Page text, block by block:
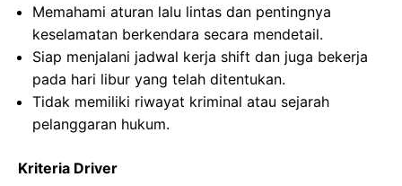
Memahami aturan lalu lintas dan pentingnya
keselamatan berkendara secara mendetail.
Siap menjalani jadwal kerja shift dan juga bekerja
pada hari libur yang telah ditentukan.
Tidak memiliki riwayat kriminal atau sejarah
pelanggaran hukum.
Kriteria Driver